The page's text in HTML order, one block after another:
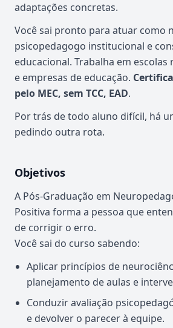
adaptações concretas.
Você sai pronto para atuar como
psicopedagogo institucional e
educacional. Trabalha em escolas
e empresas de educação.
pelo MEC, sem TCC, EAD.
Por trás de todo aluno difícil, há
pedindo outra rota.
Objetivos
A Pós-Graduação em
Positiva forma a pessoa que
de corrigir o erro.
Você sai do curso sabendo:
Aplicar princípios de
planejamento de aulas e
Conduzir avaliação
e devolver o parecer à equipe.